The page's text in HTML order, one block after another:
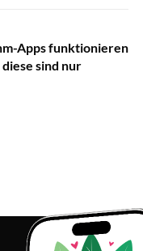
Apps funktionieren
sind nur